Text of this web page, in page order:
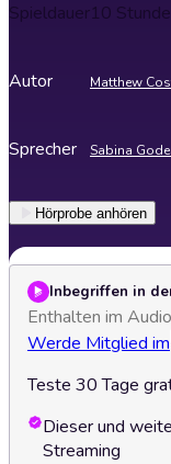
Spieldauer10
Autor Matthew
Sprecher Sabina
Hörprobe anhören
Inbegriffen in
Enthalten im
Werde Mitglied im
Teste 30 Tage
Dieser und
Streaming